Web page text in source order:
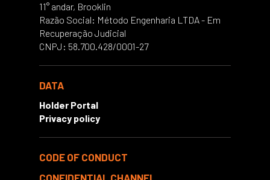
11° andar, Brooklin
Razão Social: Método Engenharia LTDA - Em
Recuperação Judicial
CNPJ: 58.700.428/0001-27
DATA
Holder Portal
Privacy policy
CODE OF CONDUCT
CONFIDENTIAL CHANNEL